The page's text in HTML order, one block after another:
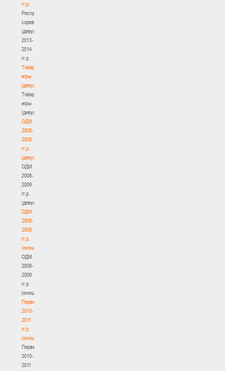
гг.р.
Республиканские
соревнования
(девушки)
2013-
2014
гг.р.
Товарищеские
игры
(девушки)
Товарищеские
игры
(девушки)
ОДМ
2008-
2009
гг.р.
(девушки)
ОДМ
2008-
2009
гг.р.
(девушки)
ОДМ
2008-
2009
гг.р.
(юноши)
ОДМ
2008-
2009
гг.р.
(юноши)
Первенство
2010-
2011
гг.р.
(юноши)
Первенство
2010-
2011